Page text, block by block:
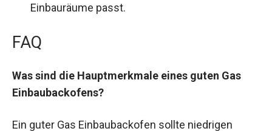
Einbauräume passt.
FAQ
Was sind die Hauptmerkmale eines guten Gas
Einbaubackofens?
Ein guter Gas Einbaubackofen sollte niedrigen